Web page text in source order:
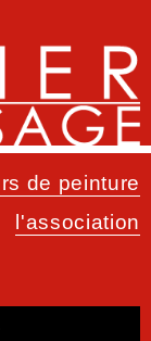
de peinture
l'association